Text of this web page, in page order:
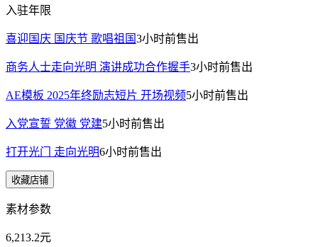
入驻年限
喜迎国庆 国庆节 歌唱祖国3小时前售出
商务人士走向光明 演讲成功合作握手3小时前售出
AE模板 2025年终励志短片 开场视频5小时前售出
入党宣誓 党徽 党建5小时前售出
打开光门 走向光明6小时前售出
收藏店铺
素材参数
6,213.2元